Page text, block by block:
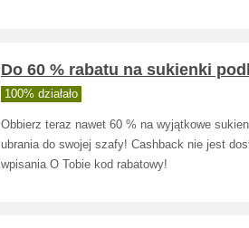
Do 60 % rabatu na sukienki
100% działało
Obbierz teraz nawet 60 % na wyjątkowe
ubrania do swojej szafy! Cashback nie jest
wpisania O Tobie kod rabatowy!